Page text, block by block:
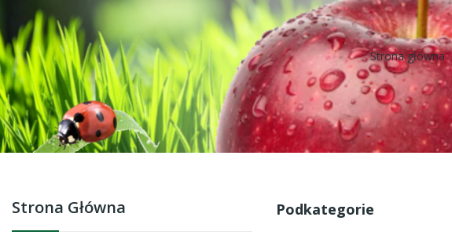
Strona główna
Strona Główna Podkategorie